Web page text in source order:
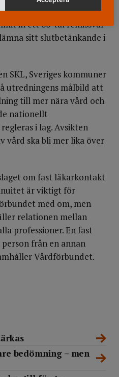
in ett 80-tal remissvar
sitt slutbetänkande i
SKL, Sveriges kommuner
utredningens målbild att
till mer nära vård och
nationellt
i lag. Avsikten
vård ska bli mer lika över
om fast läkarkontakt
är viktigt för
med om, men
relationen mellan
professioner. En fast
från en annan
Vårdförbundet.
bedömning – men